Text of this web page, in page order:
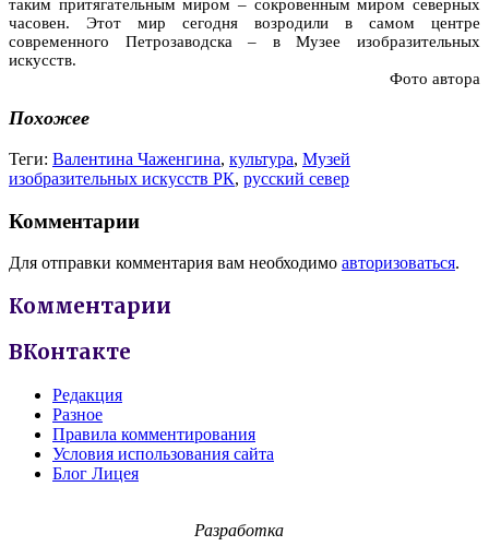
таким притягательным миром – сокровенным миром северных
часовен. Этот мир сегодня возродили в самом центре
современного Петрозаводска – в Музее изобразительных
искусств.
Фото автора
Похожее
Теги: Валентина Чаженгина, культура, Музей
изобразительных искусств РК, русский север
Комментарии
Для отправки комментария вам необходимо авторизоваться.
Комментарии
ВКонтакте
Редакция
Разное
Правила комментирования
Условия использования сайта
Блог Лицея
Разработка